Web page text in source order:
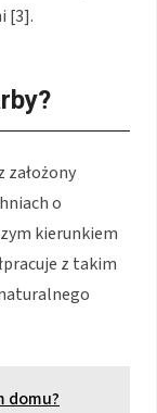
[3].
o
kierunkiem
z takim
domu?